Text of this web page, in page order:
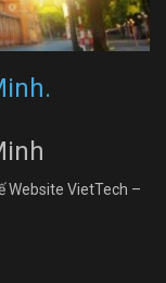
Website VietTech –